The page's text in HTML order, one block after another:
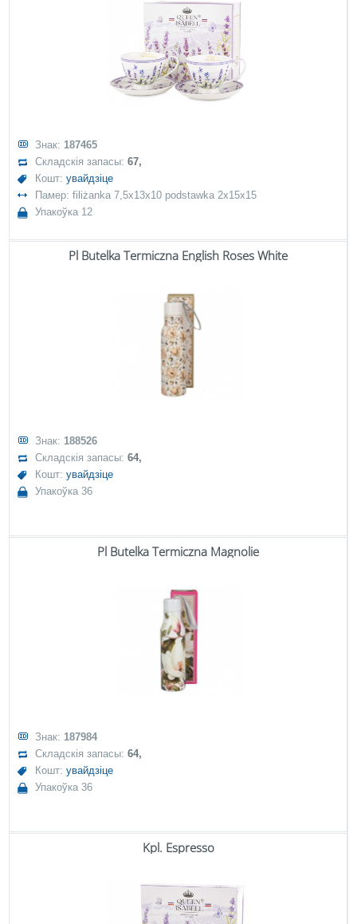
Знак: 187465
Складскія запасы:67,
Кошт:увайдзіце
Памер: filiżanka 7,5x13x10 podstawka 2x15x15
Упакоўка 12
Pl Butelka Termiczna English Roses White
Знак: 188526
Складскія запасы:64,
Кошт:увайдзіце
Упакоўка 36
Pl Butelka Termiczna Magnolie
Знак: 187984
Складскія запасы:64,
Кошт:увайдзіце
Упакоўка 36
Kpl. Espresso